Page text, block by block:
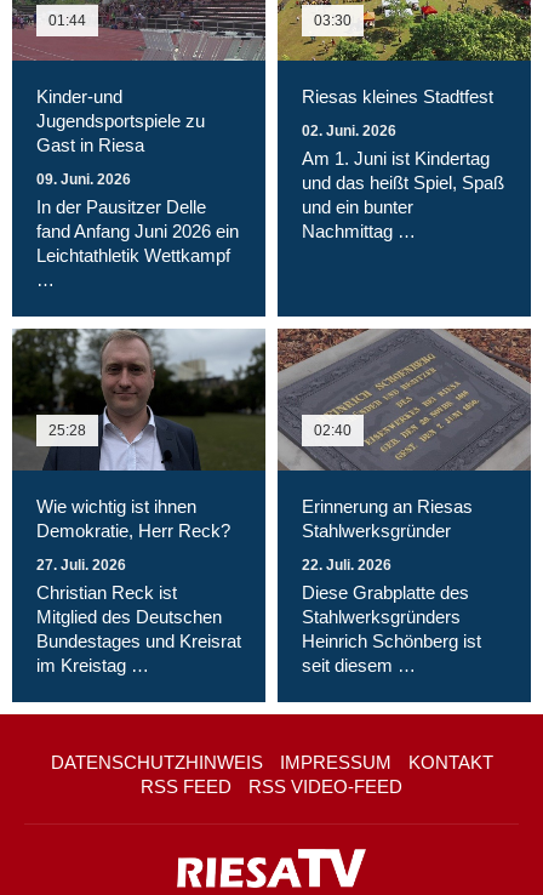
01:44
Kinder-und
Jugendsportspiele zu
Gast in Riesa
09. Juni. 2026
In der Pausitzer Delle
fand Anfang Juni 2026 ein
Leichtathletik Wettkampf
…
03:30
Riesas kleines Stadtfest
02. Juni. 2026
Am 1. Juni ist Kindertag
und das heißt Spiel, Spaß
und ein bunter
Nachmittag …
25:28
Wie wichtig ist ihnen
Demokratie, Herr Reck?
27. Juli. 2026
Christian Reck ist
Mitglied des Deutschen
Bundestages und Kreisrat
im Kreistag …
02:40
Erinnerung an Riesas
Stahlwerksgründer
22. Juli. 2026
Diese Grabplatte des
Stahlwerksgründers
Heinrich Schönberg ist
seit diesem …
DATENSCHUTZHINWEIS IMPRESSUM
KONTAKT
RSS FEED
RSS VIDEO-FEED